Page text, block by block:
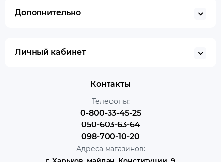
Дополнительно
Личный кабинет
Контакты
Телефоны:
0-800-33-45-25
050-603-63-64
098-700-10-20
Адреса магазинов: